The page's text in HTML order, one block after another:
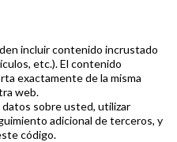
incluir contenido incrustado
etc.). El contenido
exactamente de la misma
web.
sobre usted, utilizar
adicional de terceros, y
código.